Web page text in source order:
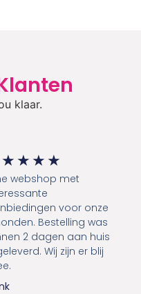
klaar.
★ ★ ★ ★
webshop met
voor onze
Bestelling was
2 dagen aan huis
Wij zijn er blij